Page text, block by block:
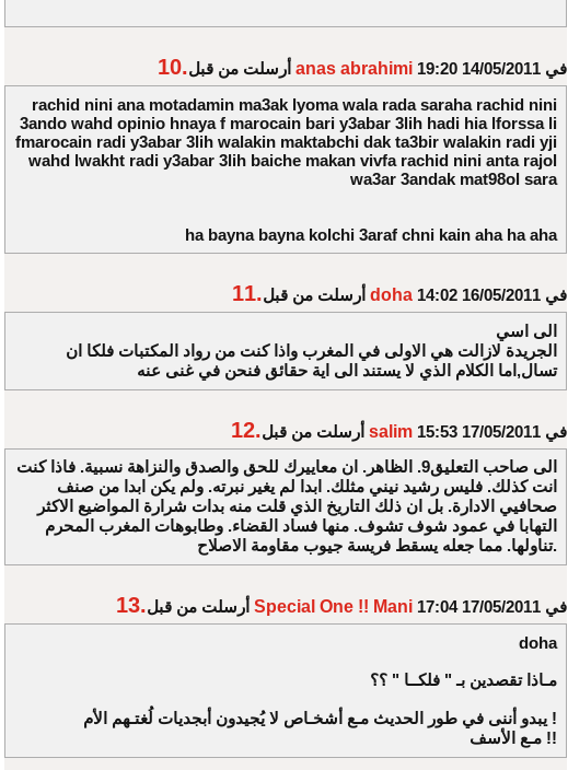
10. anas abrahimi
في 14/05/2011 19:20
rachid nini ana motadamin ma3ak lyoma wala rada saraha rachid nini
3ando wahd opinio hnaya f marocain bari y3abar 3lih hadi hia lforssa li
fmarocain radi y3abar 3lih walakin maktabchi dak ta3bir walakin radi yji
wahd lwakht radi y3abar 3lih baiche makan vivfa rachid nini anta rajol
wa3ar 3andak mat98ol sara
ha bayna bayna kolchi 3araf chni kain aha ha aha
11. doha
في 16/05/2011 14:02
الى اسي
الجريدة لازالت هي الاولى في المغرب واذا كنت من رواد المكتبات فلكا ان
تسال,اما الكلام الذي لا يستند الى اية حقائق فنحن في غنى عنه
12. salim
في 17/05/2011 15:53
الى صاحب التعليق9. الظاهر. ان معاييرك للحق والصدق والنزاهة نسبية. فاذا كنت
انت كذلك. فليس رشيد نيني مثلك. ابدا لم يغير نبرته. ولم يكن ابدا من صنف
صحافيي الادارة. بل ان ذلك التاريخ الذي قلت منه بدات شرارة المواضيع الاكثر
التهابا في عمود شوف تشوف. منها فساد القضاء. وطابوهات المغرب المحرم
تناولها. مما جعله يسقط فريسة جيوب مقاومة الاصلاح.
13. Special One !! Mani
في 17/05/2011 17:04
doha
مـاذا تقصدين بـ " فلكــا " ؟؟
يبدو أننى في طور الحديث مـع أشخـاص لا يُجيدون أبجديات لُغتـهم الأم !
مـع الأسف !!